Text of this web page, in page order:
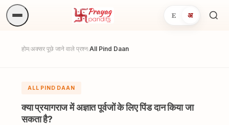
E अ
होम/अक्सर पूछे जाने वाले प्रश्न/All Pind Daan
ALL PIND DAAN
क्या प्रयागराज में अज्ञात पूर्वजों के लिए पिंड दान किया जा
सकता है?